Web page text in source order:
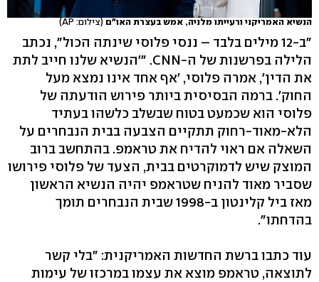
הנשיא האמריקני ורעייתו מלניה, אמש בעצרת האו"ם (צילום: AP)
"ב-12 מילים בלבד – ננסי פלוסי שינתה הכול", נכתב
הלילה בפרשנות של ה-CNN. "'הנשיא שלנו חייב לתת
את הדין', אמרה פלוסי, 'אף אחד אינו נמצא מעל
החוק'. ברמה הבסיסית ביותר פירוש הודעתה של
פלוסי הוא שכמעט בטוח שבשלב כלשהו בעתיד
הלא-מאוד-רחוק תתקיים הצבעה בבית הנבחרים על
השאלה אם ראוי להדיח את טראמפ. בהתחשב ברוב
המוצק שיש לדמוקרטים בבית, הצעד של פלוסי פירושו
שסביר מאוד להניח שטראמפ יהיה הנשיא הראשון
מאז ביל קלינטון ב-1998 שבית הנבחרים תומך
בהדחתו".
עוד כתבו ברשת החדשות האמריקנית: "בלי קשר
לתוצאה, טראמפ מוצא את עצמו במרכזו של עימות